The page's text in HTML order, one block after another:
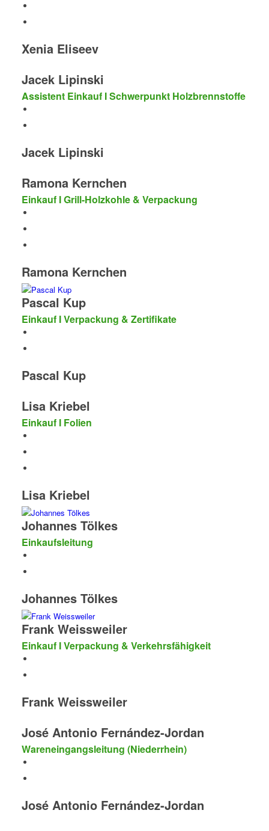
Xenia Eliseev
Jacek Lipinski
Assistent Einkauf I Schwerpunkt Holzbrennstoffe
Jacek Lipinski
Ramona Kernchen
Einkauf I Grill-Holzkohle & Verpackung
Ramona Kernchen
Pascal Kup
Einkauf I Verpackung & Zertifikate
Pascal Kup
Lisa Kriebel
Einkauf I Folien
Lisa Kriebel
Johannes Tölkes
Einkaufsleitung
Johannes Tölkes
Frank Weissweiler
Einkauf I Verpackung & Verkehrsfähigkeit
Frank Weissweiler
José Antonio Fernández-Jordan
Wareneingangsleitung (Niederrhein)
José Antonio Fernández-Jordan